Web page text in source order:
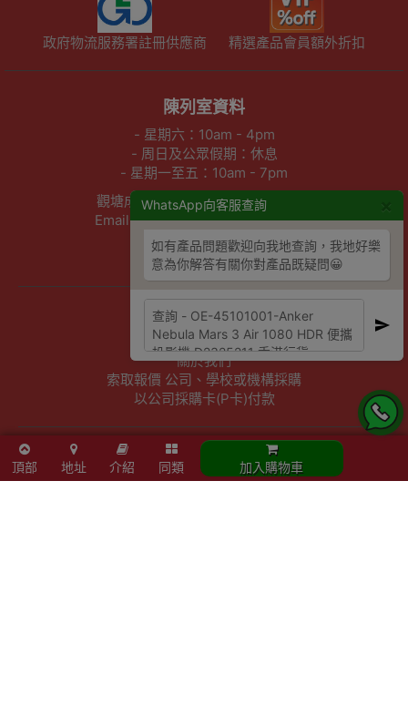
WhatsApp向客服查詢
如有產品問題歡迎向我地查詢，我地好樂
意為你解答有關你對產品既疑問😀
頂部 地址 介紹 同類 加入購物車
政府物流服務署註冊供應商 精選產品會員額外折扣
陳列室資料
- 星期六：10am - 4pm
- 周日及公眾假期：休息
- 星期一至五：10am - 7pm
觀塘成業街27號日昇中心3樓302室
Email :info@outletexpress.com.hk
查詢熱線 :3956 8117
WhatsApp :53694990
商店資訊
聯絡我們
關於我們
索取報價 公司、學校或機構採購
以公司採購卡(P卡)付款
歡迎成為Outlet Express HK供應商